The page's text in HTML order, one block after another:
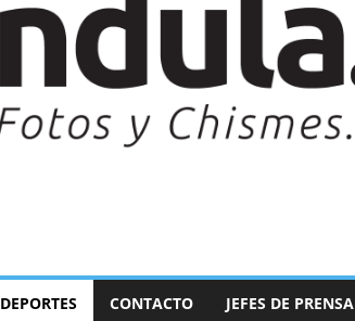
DEPORTES CONTACTO JEFES DE PRENSA